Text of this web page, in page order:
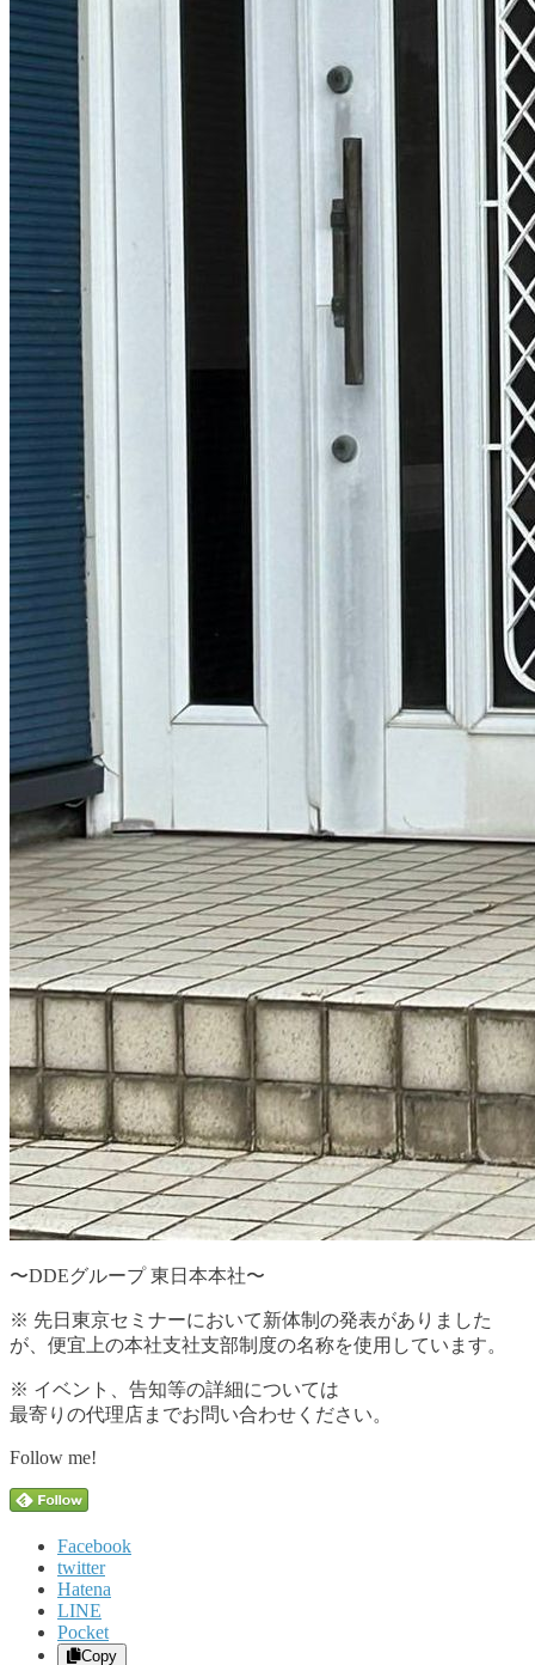
〜DDEグループ 東日本本社〜
※ 先日東京セミナーにおいて新体制の発表がありました
が、便宜上の本社支社支部制度の名称を使用しています。
※ イベント、告知等の詳細については
最寄りの代理店までお問い合わせください。
Follow me!
Facebook
twitter
Hatena
LINE
Pocket
Copy